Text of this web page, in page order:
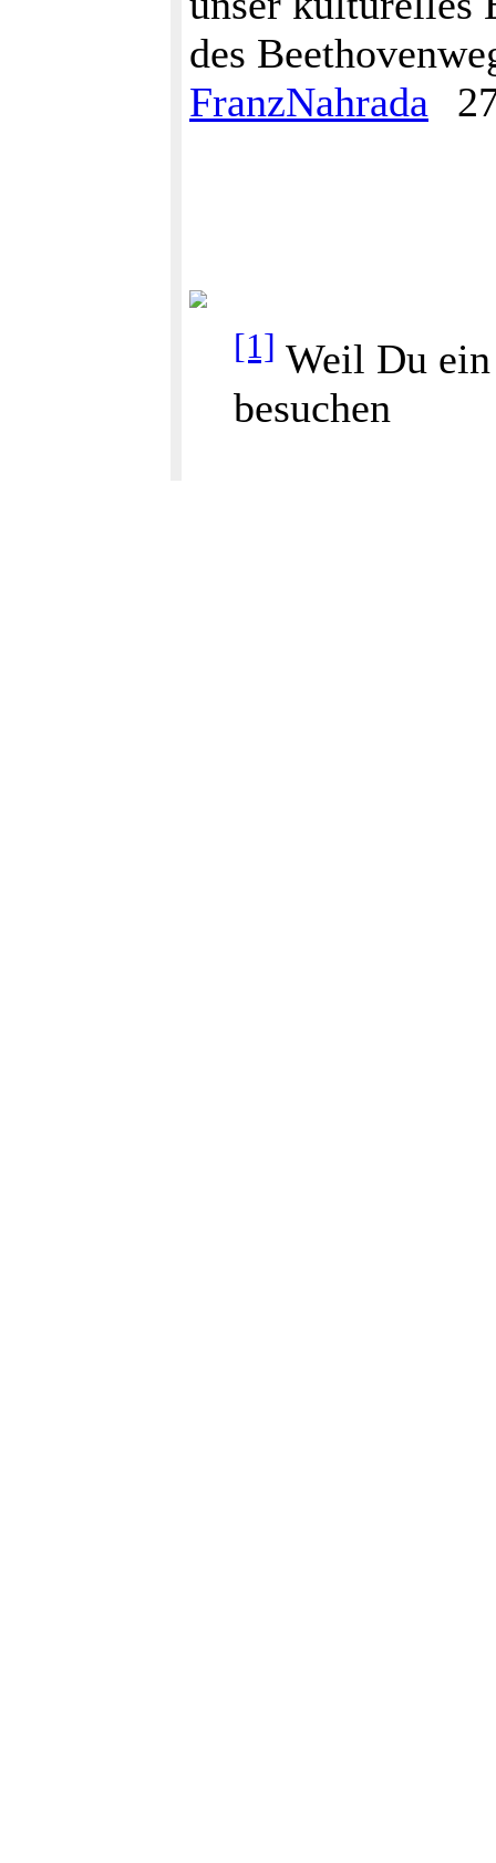
des
FranzNahrada
[1] Weil Du
besuchen